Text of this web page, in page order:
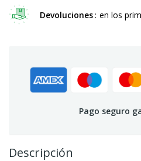
Devoluciones en los
Pago seguro
Descripción